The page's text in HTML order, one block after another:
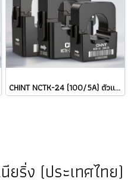
CHINT NCTK-24 (100/5A) ตัวแปลงกระแสแบบถอดประกบ Split Core Current Transformer @ ราคา
ยริ่ง (ประเทศไทย)